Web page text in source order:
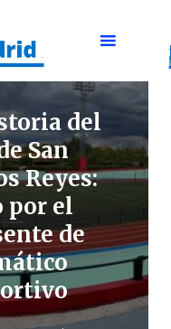
del
San
Reyes:
por el
de